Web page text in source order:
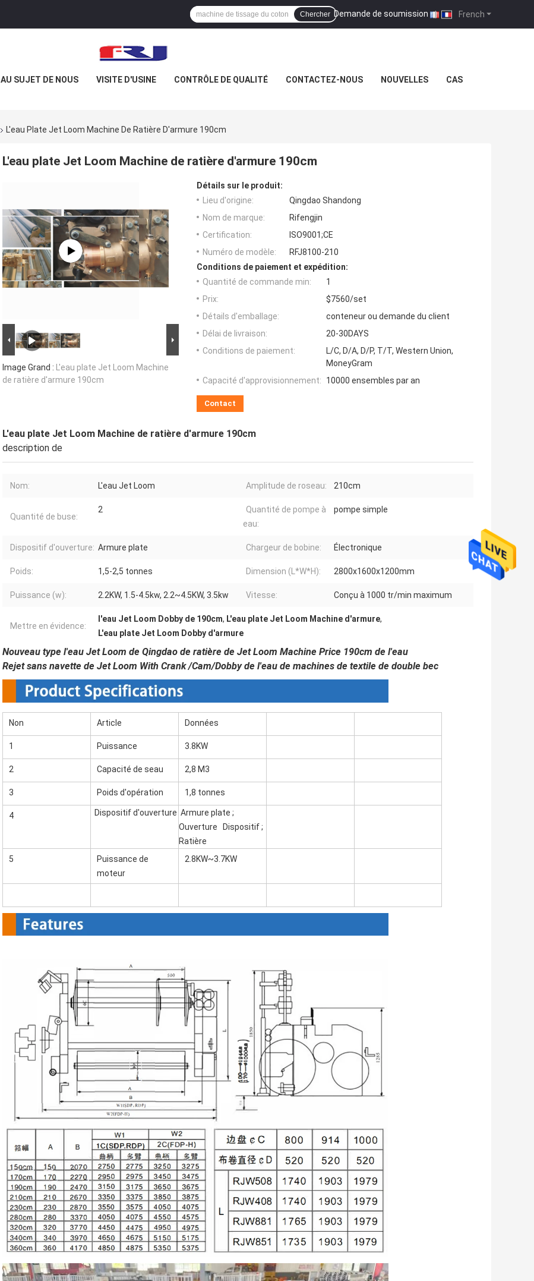
French
Demande de soumission |
Chercher
AU SUJET DE NOUS VISITE D'USINE CONTRÔLE DE QUALITÉ CONTACTEZ-NOUS NOUVELLES CAS
L'eau Plate Jet Loom Machine De Ratière D'armure 190cm
L'eau plate Jet Loom Machine de ratière d'armure 190cm
Image Grand : L'eau plate Jet Loom Machine
de ratière d'armure 190cm
Détails sur le produit:
Lieu d'origine:
Qingdao Shandong
Nom de marque:
Rifengjin
Certification:
ISO9001;CE
Numéro de modèle:
RFJ8100-210
Conditions de paiement et expédition:
Quantité de commande min:
1
Prix:
$7560/set
Détails d'emballage:
conteneur ou demande du client
Délai de livraison:
20-30DAYS
Conditions de paiement:
L/C, D/A, D/P, T/T, Western Union,
MoneyGram
Capacité d'approvisionnement:
10000 ensembles par an
Contact
L'eau plate Jet Loom Machine de ratière d'armure 190cm
description de
Nom: L'eau Jet Loom Amplitude de roseau: 210cm
Quantité de buse:
2
Quantité de pompe à
eau:
pompe simple
Dispositif d'ouverture: Armure plate Chargeur de bobine: Électronique
Poids: 1,5-2,5 tonnes Dimension (L*W*H): 2800x1600x1200mm
Puissance (w): 2.2KW, 1.5-4.5kw, 2.2~4.5KW, 3.5kw Vitesse: Conçu à 1000 tr/min maximum
Mettre en évidence:
l'eau Jet Loom Dobby de 190cm, L'eau plate Jet Loom Machine d'armure,
L'eau plate Jet Loom Dobby d'armure
Nouveau type l'eau Jet Loom de Qingdao de ratière de Jet Loom Machine Price 190cm de l'eau
Rejet sans navette de Jet Loom With Crank /Cam/Dobby de l'eau de machines de textile de double bec
Non Article Données
1 Puissance 3.8KW
2 Capacité de seau 2,8 M3
3 Poids d'opération 1,8 tonnes
4 Dispositif d'ouverture Armure plate ;
Ouverture Dispositif ;
Ratière
5
Puissance de
moteur
2.8KW~3.7KW